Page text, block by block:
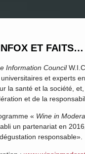
ET FAITS…
Information Council
et experts
la santé et la société,
et de la
« Wine in
un partenariat en
responsable».